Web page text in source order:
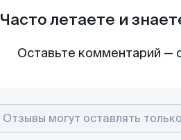
Часто летаете и
Оставьте комментарий —